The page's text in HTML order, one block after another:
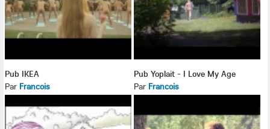
Pub IKEA
Par Francois
Pub Yoplait - I Love My Age
Par Francois